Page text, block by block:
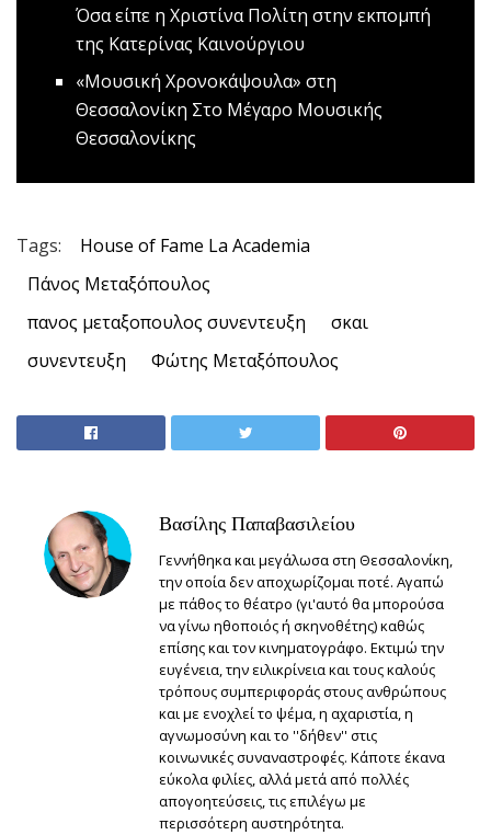
Όσα είπε η Χριστίνα Πολίτη στην εκπομπή
της Κατερίνας Καινούργιου
«Μουσική Χρονοκάψουλα» στη
Θεσσαλονίκη Στο Μέγαρο Μουσικής
Θεσσαλονίκης
Tags:
House of Fame La Academia
Πάνος Μεταξόπουλος
πανος μεταξοπουλος συνεντευξη
σκαι
συνεντευξη
Φώτης Μεταξόπουλος
Βασίλης Παπαβασιλείου
Γεννήθηκα και μεγάλωσα στη Θεσσαλονίκη,
την οποία δεν αποχωρίζομαι ποτέ. Αγαπώ
με πάθος το θέατρο (γι'αυτό θα μπορούσα
να γίνω ηθοποιός ή σκηνοθέτης) καθώς
επίσης και τον κινηματογράφο. Εκτιμώ την
ευγένεια, την ειλικρίνεια και τους καλούς
τρόπους συμπεριφοράς στους ανθρώπους
και με ενοχλεί το ψέμα, η αχαριστία, η
αγνωμοσύνη και το ''δήθεν'' στις
κοινωνικές συναναστροφές. Κάποτε έκανα
εύκολα φιλίες, αλλά μετά από πολλές
απογοητεύσεις, τις επιλέγω με
περισσότερη αυστηρότητα.